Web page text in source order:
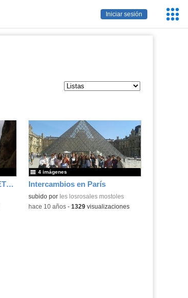
Iniciar sesión
LOCALIZACIÓN CUEVA LETREROS Intercambios en París
subido por Ies losrosales mostoles
4 imágenes
-hace 10 años- 1329visualizaciones